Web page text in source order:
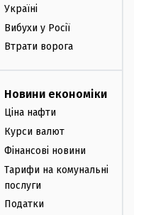
Україні
Вибухи у Росії
Втрати ворога
Новини економіки
Ціна нафти
Курси валют
Фінансові новини
Тарифи на комунальні
послуги
Податки